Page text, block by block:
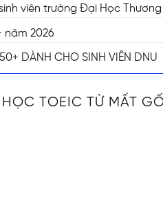
viên trường Đại Học
năm 2026
DÀNH CHO SINH VIÊN DNU
TOEIC TỪ MẤT